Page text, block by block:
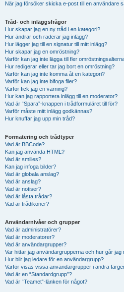
När jag försöker skicka e-post till en användare
Tråd- och inläggsfrågor
Hur skapar jag en ny tråd i en kategori?
Hur ändrar och raderar jag inlägg?
Hur lägger jag till en signatur till mitt inlägg?
Hur skapar jag en omröstning?
Varför kan jag inte lägga till fler
Hur redigerar eller tar jag bort en omröstning?
Varför kan jag inte komma åt en kategori?
Varför kan jag inte bifoga filer?
Varför fick jag en varning?
Hur kan jag rapportera inlägg till en moderator?
Vad är “Spara”-knappen i trådformuläret till för?
Varför måste mitt inlägg godkännas?
Hur knuffar jag upp min tråd?
Formatering och trådtyper
Vad är BBCode?
Kan jag använda HTML?
Vad är smilies?
Kan jag infoga bilder?
Vad är globala anslag?
Vad är anslag?
Vad är notiser?
Vad är låsta trådar?
Vad är trådikoner?
Användarnivåer och grupper
Vad är administratörer?
Vad är moderatorer?
Vad är användargrupper?
Var hittar jag användargrupperna och hur går jag
Hur blir jag ledare för en användargrupp?
Varför visas vissa användargrupper i andra
Vad är en “Standardgrupp”?
Vad är “Teamet”-länken för något?